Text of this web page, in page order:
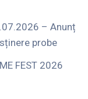
– Anunț
probe
FEST 2026